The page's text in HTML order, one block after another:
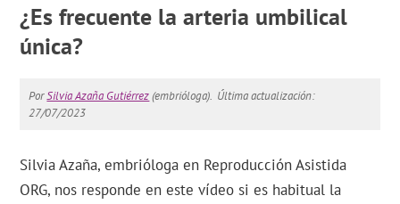
¿Es frecuente la arteria umbilical
única?
PorSilvia Azaña Gutiérrez(embrióloga). Última actualización:
27/07/2023
Silvia Azaña, embrióloga en Reproducción Asistida
ORG, nos responde en este vídeo si es habitual la